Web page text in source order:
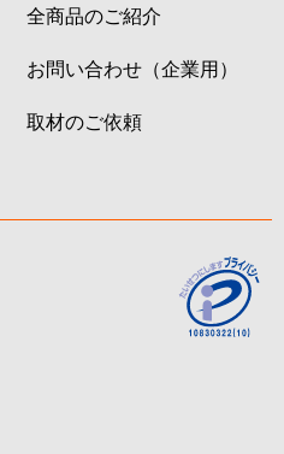
全商品のご紹介
お問い合わせ（企業用）
取材のご依頼